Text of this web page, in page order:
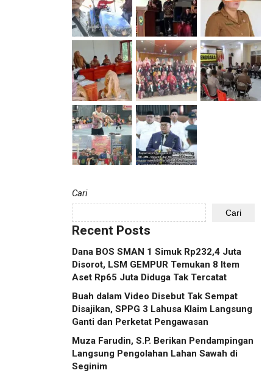
Cari
Cari
Recent Posts
Dana BOS SMAN 1 Simuk Rp232,4 Juta
Disorot, LSM GEMPUR Temukan 8 Item
Aset Rp65 Juta Diduga Tak Tercatat
Buah dalam Video Disebut Tak Sempat
Disajikan, SPPG 3 Lahusa Klaim Langsung
Ganti dan Perketat Pengawasan
Muza Farudin, S.P. Berikan Pendampingan
Langsung Pengolahan Lahan Sawah di
Seginim